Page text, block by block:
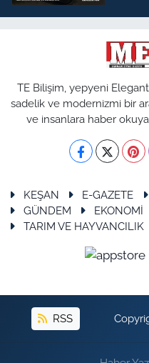
TE Bilişim, yepyeni
sadelik ve modernizmi bir
ve insanlara haber
KEŞAN E-GAZETE
GÜNDEM
EKONOMİ
TARIM VE HAYVANCILIK
RSS